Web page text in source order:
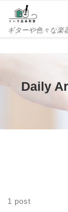
Skip to content
ギターや色々な楽
Daily
1 post